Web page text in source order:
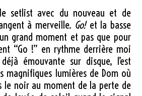
setlist avec du nouveau et de
à merveille. Go!et la basse
grand moment et pas que pour
“Go !” en rythme derrière moi
émouvante sur disque, l’est
magnifiques lumières de Dom où
le noir au moment de la perte de